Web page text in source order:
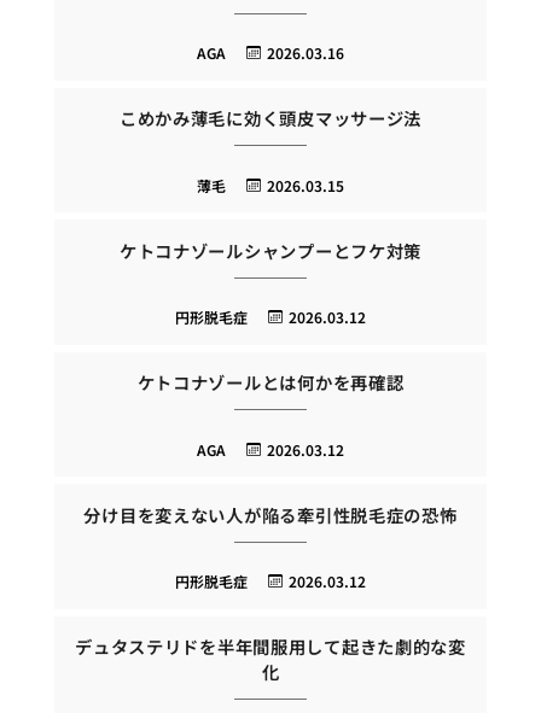
2026.03.16
AGA
こめかみ薄毛に効く頭皮マッサージ法
2026.03.15
薄毛
ケトコナゾールシャンプーとフケ対策
2026.03.12
円形脱毛症
ケトコナゾールとは何かを再確認
2026.03.12
AGA
分け目を変えない人が陥る牽引性脱毛症の恐怖
2026.03.12
円形脱毛症
デュタステリドを半年間服用して起きた劇的な変
化